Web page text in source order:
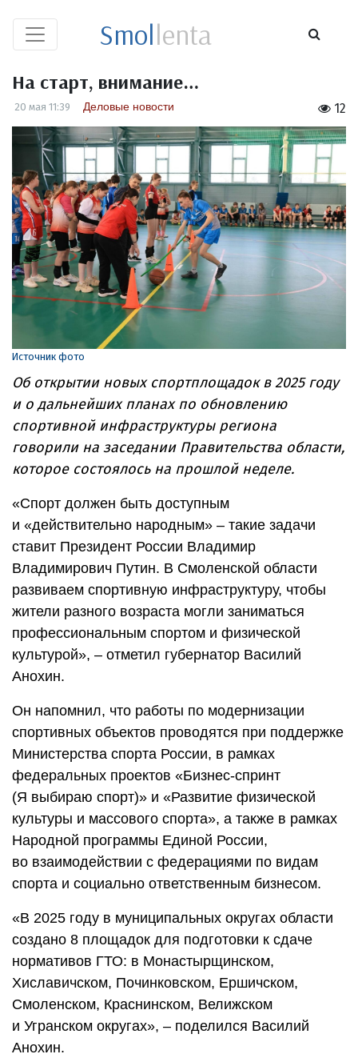
Smollenta
На старт, внимание…
12
20 мая 11:39 Деловые новости
Источник фото
Об открытии новых спортплощадок в 2025 году
и о дальнейших планах по обновлению
спортивной инфраструктуры региона
говорили на заседании Правительства области,
которое состоялось на прошлой неделе.
«Спорт должен быть доступным
и «действительно народным» – такие задачи
ставит Президент России Владимир
Владимирович Путин. В Смоленской области
развиваем спортивную инфраструктуру, чтобы
жители разного возраста могли заниматься
профессиональным спортом и физической
культурой», – отметил губернатор Василий
Анохин.
Он напомнил, что работы по модернизации
спортивных объектов проводятся при поддержке
Министерства спорта России, в рамках
федеральных проектов «Бизнес-­спринт
(Я выбираю спорт)» и «Развитие физической
культуры и массового спорта», а также в рамках
Народной программы Единой России,
во взаимодействии с федерациями по видам
спорта и социально ответственным бизнесом.
«В 2025 году в муниципальных округах области
создано 8 площадок для подготовки к сдаче
нормативов ГТО: в Монастырщинском,
Хиславичском, Починковском, Ершичском,
Смоленском, Краснинском, Велижском
и Угранском округах», – поделился Василий
Анохин.